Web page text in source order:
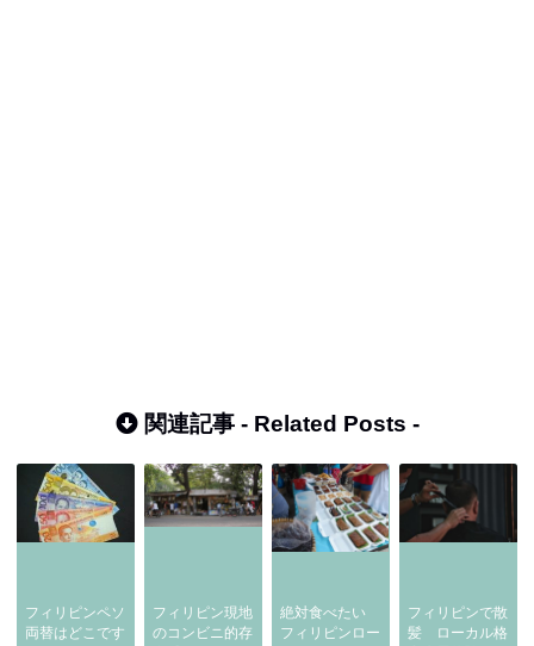
関連記事 - Related Posts -
フィリピンペソ
両替はどこです
フィリピン現地
のコンビニ的存
絶対食べたい
フィリピンロー
フィリピンで散
髪 ローカル格